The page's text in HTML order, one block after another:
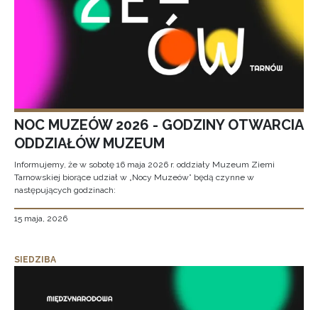
NOC MUZEÓW 2026 - GODZINY OTWARCIA
ODDZIAŁÓW MUZEUM
Informujemy, że w sobotę 16 maja 2026 r. oddziały Muzeum Ziemi
Tarnowskiej biorące udział w „Nocy Muzeów” będą czynne w
następujących godzinach:
15 maja, 2026
SIEDZIBA